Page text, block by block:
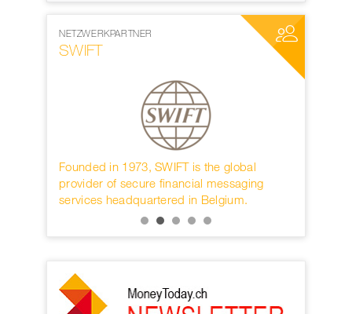
is the global
messaging
Belgium.
MEDIENPARTNER
Die internationale Business-Konferenz ist in
nächster Durchführung für 2022 geplant.